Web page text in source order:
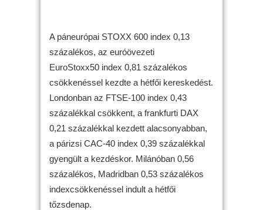
A páneurópai STOXX 600 index 0,13
százalékos, az euróövezeti
EuroStoxx50 index 0,81 százalékos
csökkenéssel kezdte a hétfői kereskedést.
Londonban az FTSE-100 index 0,43
százalékkal csökkent, a frankfurti DAX
0,21 százalékkal kezdett alacsonyabban,
a párizsi CAC-40 index 0,39 százalékkal
gyengült a kezdéskor. Milánóban 0,56
százalékos, Madridban 0,53 százalékos
indexcsökkenéssel indult a hétfői
tőzsdenap.